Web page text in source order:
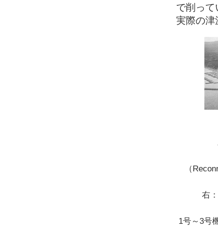
で削って
実際の津
（
右
1号～3号